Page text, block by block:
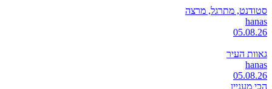
סטודנט, מתרגל, מרצה
hanas
05.08.26
גאוות העיר
hanas
05.08.26
הכי מעניין